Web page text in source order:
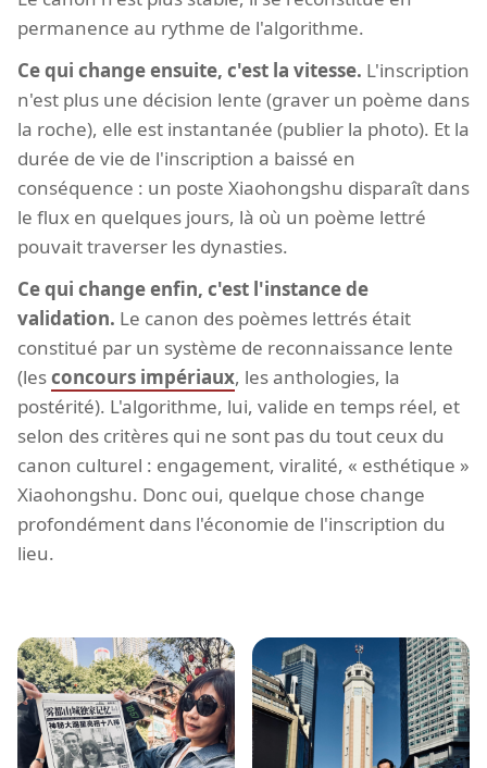
permanence au rythme de l'algorithme.
Ce qui change ensuite, c'est la vitesse. L'inscription
n'est plus une décision lente (graver un poème dans
la roche), elle est instantanée (publier la photo). Et la
durée de vie de l'inscription a baissé en
conséquence : un poste Xiaohongshu disparaît dans
le flux en quelques jours, là où un poème lettré
pouvait traverser les dynasties.
Ce qui change enfin, c'est l'instance de
validation. Le canon des poèmes lettrés était
constitué par un système de reconnaissance lente
(lesconcours impériaux, les anthologies, la
postérité). L'algorithme, lui, valide en temps réel, et
selon des critères qui ne sont pas du tout ceux du
canon culturel : engagement, viralité, « esthétique »
Xiaohongshu. Donc oui, quelque chose change
profondément dans l'économie de l'inscription du
lieu.